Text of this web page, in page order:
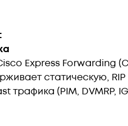
Express
статическую,
(PIM, DVMRP,